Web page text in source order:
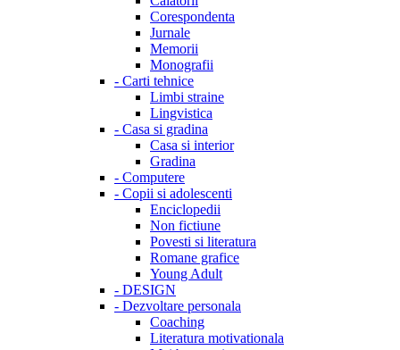
Corespondenta
Jurnale
Memorii
Monografii
- Carti tehnice
Limbi straine
Lingvistica
- Casa si gradina
Casa si interior
Gradina
- Computere
- Copii si adolescenti
Enciclopedii
Non fictiune
Povesti si literatura
Romane grafice
Young Adult
- DESIGN
- Dezvoltare personala
Coaching
Literatura motivationala